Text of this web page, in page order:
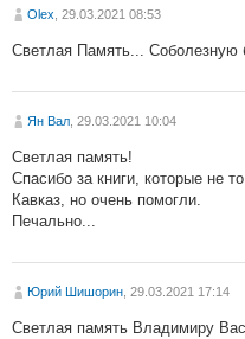
Olex , 29.03.2021 08:53
Светлая Память... Соболезную
Ян Вал , 29.03.2021 10:04
Светлая память!
Спасибо за книги, которые не
Кавказ, но очень помогли.
Печально...
Юрий Шишорин , 29.03.2021 17:14
Светлая память Владимиру